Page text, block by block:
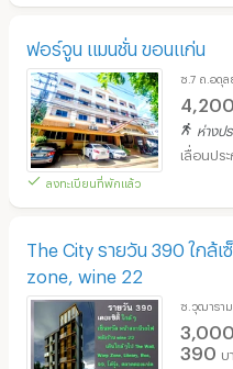
ฟอร์จูน แมนชั่น ขอนแก่น
ลงทะเบียนที่พักแล้ว
ซ.7 ถ.อดุล
ห่างป
The City รายวัน 390 ใกล้เ
zone, wine 22
ซ.วุฒาราม
390 บ